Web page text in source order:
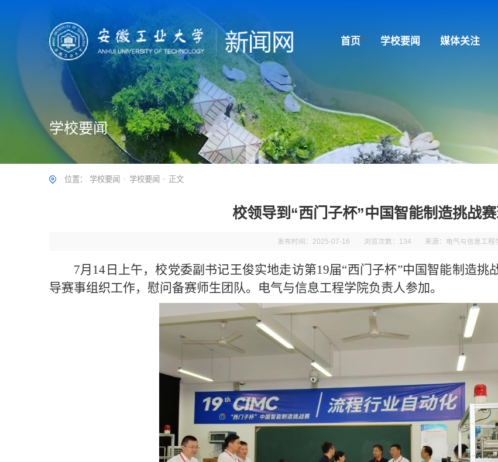
首页 学校要闻 媒体关注
学校要闻
位置： 学校要闻 学校要闻 正文
校领导到“西门子杯”中国智能制造挑战
发布时间：2025-07-16 浏览次数： 134 来源：电气与信息工程
7月14日上午，校党委副书记王俊实地走访第19届“西门子杯”中国智能制造
导赛事组织工作，慰问备赛师生团队。电气与信息工程学院负责人参加。